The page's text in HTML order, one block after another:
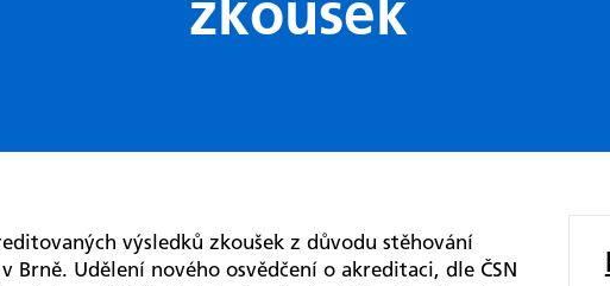
zkoušek
výsledků zkoušek z důvodu stěhování
Udělení nového osvědčení o akreditaci, dle ČSN